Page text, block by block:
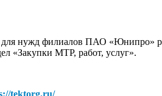
для нужд филиалов ПАО «Юнипро»
«Закупки МТР, работ, услуг».
tektorg.ru/